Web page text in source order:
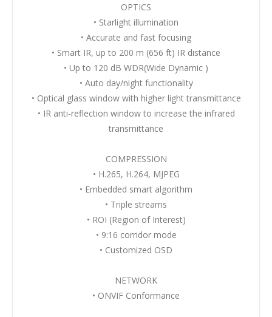
OPTICS
• Starlight illumination
• Accurate and fast focusing
• Smart IR, up to 200 m (656 ft) IR distance
• Up to 120 dB WDR(Wide Dynamic )
• Auto day/night functionality
• Optical glass window with higher light transmittance
• IR anti-reflection window to increase the infrared
transmittance
COMPRESSION
• H.265, H.264, MJPEG
• Embedded smart algorithm
• Triple streams
• ROI (Region of Interest)
• 9:16 corridor mode
• Customized OSD
NETWORK
• ONVIF Conformance